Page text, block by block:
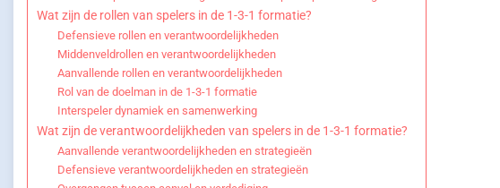
Wat zijn de rollen van spelers in de 1-3-1 formatie?
Defensieve rollen en verantwoordelijkheden
Middenveldrollen en verantwoordelijkheden
Aanvallende rollen en verantwoordelijkheden
Rol van de doelman in de 1-3-1 formatie
Interspeler dynamiek en samenwerking
Wat zijn de verantwoordelijkheden van spelers in de 1-3-1 formatie?
Aanvallende verantwoordelijkheden en strategieën
Defensieve verantwoordelijkheden en strategieën